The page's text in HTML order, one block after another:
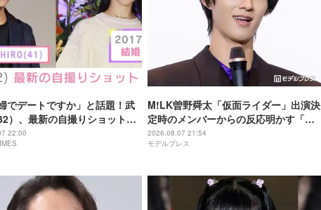
でデートですか」と話題！武
）、最新の自撮りショット公
22:00
M!LK曽野舜太「仮面ライダー」出演決
定時のメンバーからの反応明かす「楽
屋で台本を開いていたら…」【仮面ラ
イダーゼッツ さよならのミッション】
2026.08.07 21:54
モデルプレス